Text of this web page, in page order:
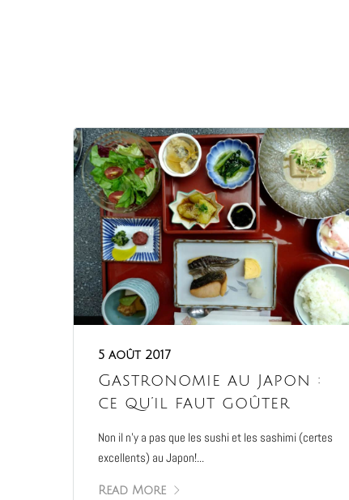
5 août 2017
Gastronomie au Japon :
ce qu’il faut goûter
Non il n’y a pas que les sushi et les sashimi (certes
excellents) au Japon!...
Read More